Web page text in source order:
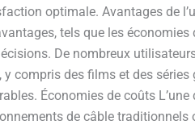
optimale. Avantages de
tels que les
De nombreux
compris des films et des
Économies de coûts
de câble